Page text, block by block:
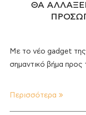
ΘΑ
Με το νέο gadget της
σημαντικό βήμα προς
Περισσότερα